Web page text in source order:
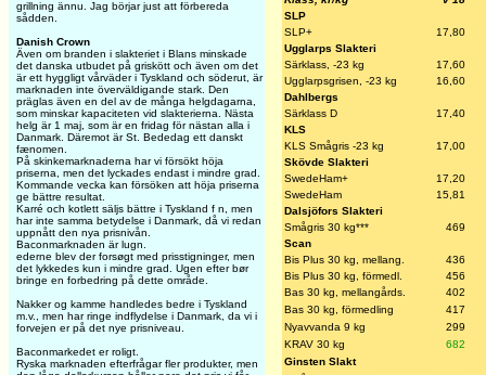
grillning ännu. Jag börjar just att förbereda
sådden.
Danish Crown
Även om branden i slakteriet i Blans minskade
det danska utbudet på griskött och även om det
är ett hyggligt vårväder i Tyskland och söderut, är
marknaden inte överväldigande stark. Den
präglas även en del av de många helgdagarna,
som minskar kapaciteten vid slakterierna. Nästa
helg är 1 maj, som är en fridag för nästan alla i
Danmark. Däremot är St. Bededag ett danskt
fænomen.
På skinkemarknaderna har vi försökt höja
priserna, men det lyckades endast i mindre grad.
Kommande vecka kan försöken att höja priserna
ge bättre resultat.
Karré och kotlett säljs bättre i Tyskland f n, men
har inte samma betydelse i Danmark, då vi redan
uppnått den nya prisnivån.
Baconmarknaden är lugn.
ederne blev der forsøgt med prisstigninger, men
det lykkedes kun i mindre grad. Ugen efter bør
bringe en forbedring på dette område.
Nakker og kamme handledes bedre i Tyskland
m.v., men har ringe indflydelse i Danmark, da vi i
forvejen er på det nye prisniveau.
Baconmarkedet er roligt.
Ryska marknaden efterfrågar fler produkter, men
SLP
SLP+
17,80
Ugglarps Slakteri
Särklass, -23 kg
17,60
Ugglarpsgrisen, -23 kg
16,60
Dahlbergs
Särklass D
17,40
KLS
KLS Smågris -23 kg
17,00
Skövde Slakteri
SwedeHam+
17,20
SwedeHam
15,81
Dalsjöfors Slakteri
Smågris 30 kg***
469
Scan
Bis Plus 30 kg, mellang.
436
Bis Plus 30 kg, förmedl.
456
Bas 30 kg, mellangårds.
402
Bas 30 kg, förmedling
417
Nyavvanda 9 kg
299
KRAV 30 kg
682
Ginsten Slakt